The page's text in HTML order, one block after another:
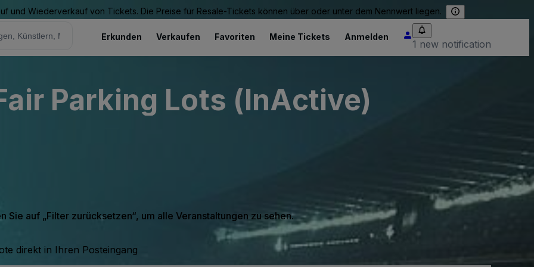
und Wiederverkauf von Tickets. Die Preise für Resale-Tickets können über oder unter dem Nennwert liegen.
Erkunden Verkaufen Favoriten Meine Tickets Anmelden
1 new notification
Parking Lots (InActive)
Sie auf „Filter zurücksetzen“, um alle Veranstaltungen zu sehen.
direkt in Ihren Posteingang